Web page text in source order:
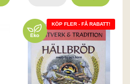
KÖP FLER - FÅ RABATT!